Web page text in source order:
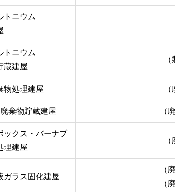
トニウム
トニウム
蔵建屋
物処理建屋
棄物貯蔵建屋 （
ックス・バーナブ
理建屋
ガラス固化建屋
（
（